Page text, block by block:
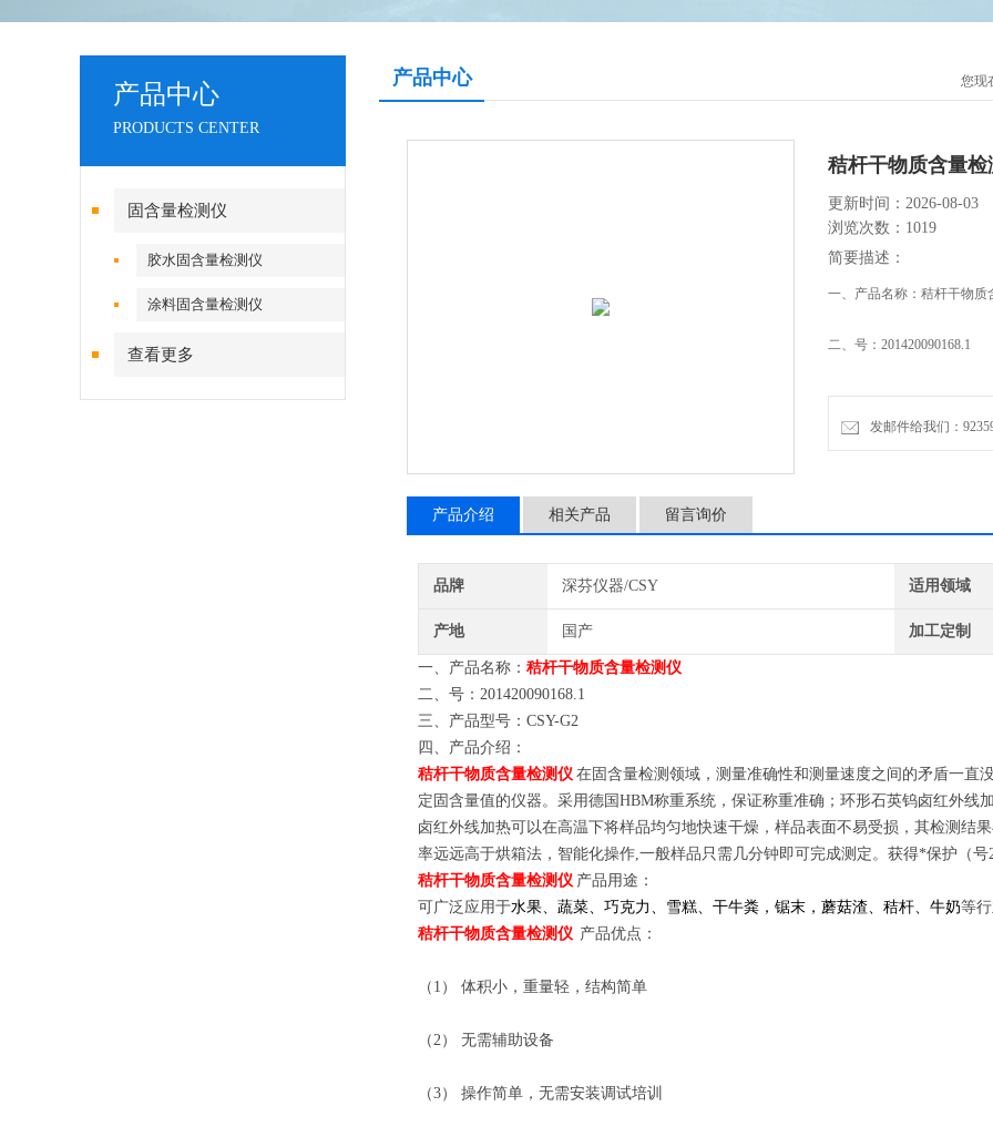
产品中心
PRODUCTS CENTER
固含量检测仪
胶水固含量检测仪
涂料固含量检测仪
查看更多
产品中心 您现
秸杆干物质含量检
更新时间：2026-08-03
浏览次数：1019
简要描述：
一、产品名称：秸杆干物质
二、号：201420090168.1
三、产品型号：CSY-G2
四、产品介绍：
红外线加热可以
发邮件给我们：
产品介绍 相关产品 留言询价
品牌 深芬仪器/CSY 适用领域
产地 国产 加工定制
一、产品名称： 秸杆干物质含量检测仪
二、号：201420090168.1
三、产品型号：CSY-G2
四、产品介绍：
秸杆干物质含量检测仪 在固含量检测领域，测量准确性和测量速度之间的矛盾一直
定固含量值的仪器。采用德国HBM称重系统，保证称重准确；环形石英钨卤红外线
卤红外线加热可以在高温下将样品均匀地快速干燥，样品表面不易受损，其检测结
率远远高于烘箱法，智能化操作,一般样品只需几分钟即可完成测定。获得*保护（号
秸杆干物质含量检测仪 产品用途：
可广泛应用于水果、蔬菜、巧克力、雪糕、干牛粪，锯末，蘑菇渣、 秸杆、 牛奶等
秸杆干物质含量检测仪 产品优点：
（1） 体积小，重量轻，结构简单
（2） 无需辅助设备
（3） 操作简单，无需安装调试培训